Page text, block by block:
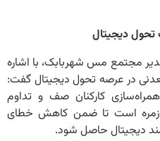
تحول دیجیتال
مجتمع مس شهربابک، با اشاره
در عرصه تحول دیجیتال گفت:
کارکنان صف و تداوم
روزمره است تا ضمن کاهش خطای
دیجیتال حاصل شود.